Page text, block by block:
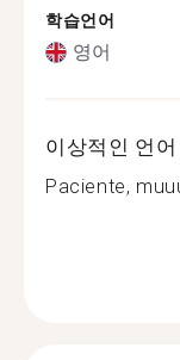
학습언어
영어
이상적인 언
Paciente,